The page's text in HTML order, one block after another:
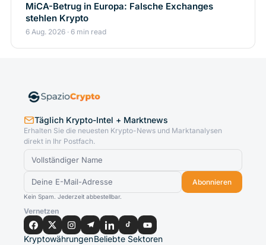
MiCA-Betrug in Europa: Falsche Exchanges
stehlen Krypto
6 Aug. 2026 · 6 min read
Täglich Krypto-Intel + Marktnews
Erhalten Sie die neuesten Krypto-News und Marktanalysen
direkt in Ihr Postfach.
Abonnieren
Kein Spam. Jederzeit abbestellbar.
Vernetzen
KryptowährungenBeliebte Sektoren